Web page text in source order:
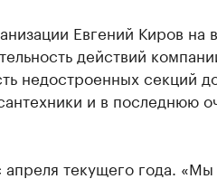
Евгений Киров на
действий
недостроенных секций
и в последнюю
текущего года. «Мы